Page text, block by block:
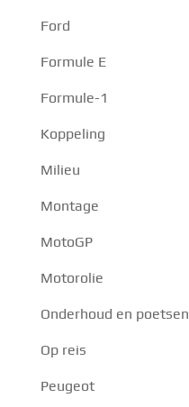
Ford
Formule E
Formule-1
Koppeling
Milieu
Montage
MotoGP
Motorolie
Onderhoud en poetsen
Op reis
Peugeot